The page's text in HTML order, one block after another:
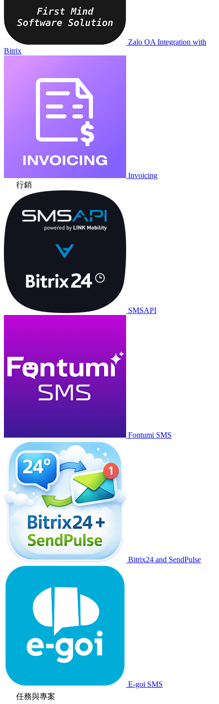
Zalo OA Integration with
Bitrix
Invoicing
行銷
SMSAPI
Fontumi SMS
Bitrix24 and SendPulse
E-goi SMS
任務與專案